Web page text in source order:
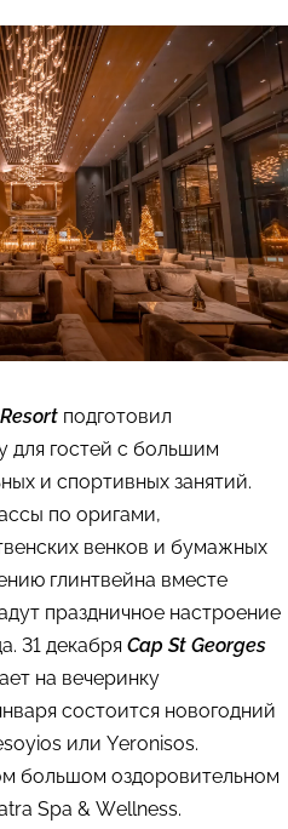
подготовил
для гостей с большим
и спортивных занятий.
по оригами,
венков и бумажных
глинтвейна вместе
праздничное настроение
31 декабря Cap St Georges
на вечеринку
состоится новогодний
или Yeronisos.
большом оздоровительном
Spa & Wellness.